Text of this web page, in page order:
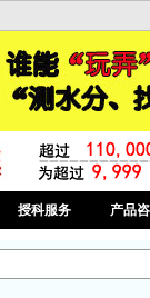
授科服务 产品